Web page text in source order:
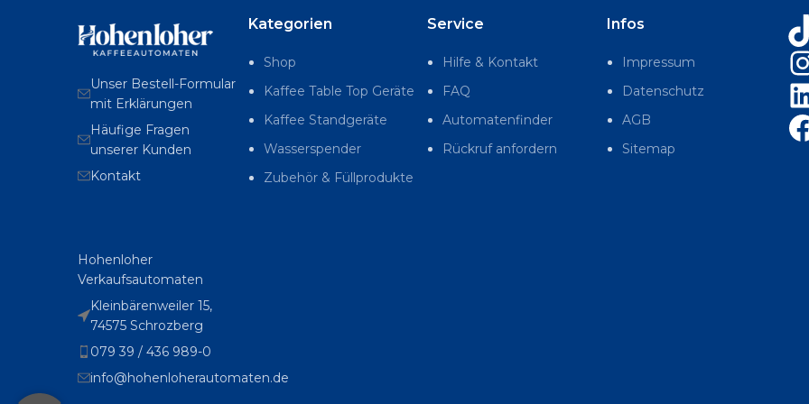
Unser Bestell-Formular
mit Erklärungen
Häufige Fragen
unserer Kunden
Kontakt
Hohenloher
Verkaufsautomaten
Kleinbärenweiler 15,
74575 Schrozberg
079 39 / 436 989-0
info@hohenloherautomaten.de
Kategorien
Shop
Kaffee Table Top Geräte
Kaffee Standgeräte
Wasserspender
Zubehör & Füllprodukte
Service
Hilfe & Kontakt
FAQ
Automatenfinder
Rückruf anfordern
Infos
Impressum
Datenschutz
AGB
Sitemap